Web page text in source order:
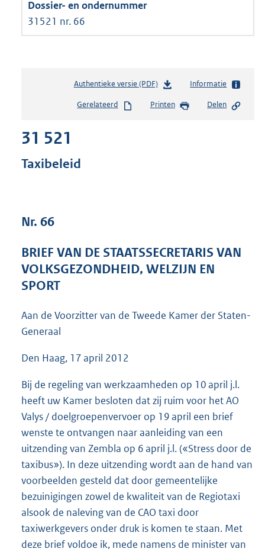
31521 nr. 66
Authentieke versie (PDF)b
s
e
:
b
Informatie
Gerelateerd Printen Delen
31 521
Taxibeleid
Nr. 66
BRIEF VAN DE STAATSSECRETARIS VAN
VOLKSGEZONDHEID, WELZIJN EN
SPORT
Aan de Voorzitter van de Tweede Kamer der Staten-
Generaal
Den Haag, 17 april 2012
Bij de regeling van werkzaamheden op 10 april j.l.
heeft uw Kamer besloten dat zij ruim voor het AO
Valys / doelgroepenvervoer op 19 april een brief
wenste te ontvangen naar aanleiding van een
uitzending van Zembla op 6 april j.l. («Stress door de
taxibus»). In deze uitzending wordt aan de hand van
voorbeelden gesteld dat door gemeentelijke
bezuinigingen zowel de kwaliteit van de Regiotaxi
alsook de naleving van de CAO taxi door
taxiwerkgevers onder druk is komen te staan. Met
deze brief voldoe ik, mede namens de minister van